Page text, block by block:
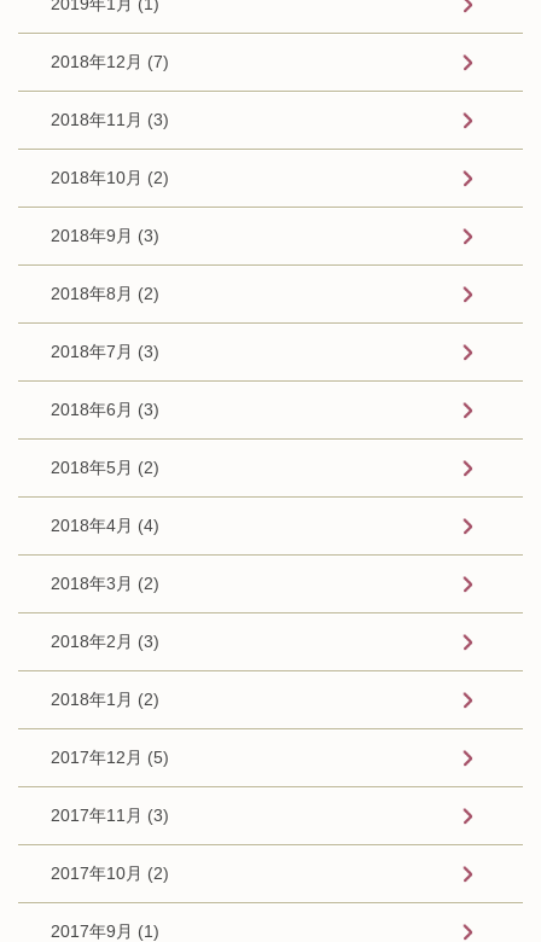
2018年12月 (7)
2018年11月 (3)
2018年10月 (2)
2018年9月 (3)
2018年8月 (2)
2018年7月 (3)
2018年6月 (3)
2018年5月 (2)
2018年4月 (4)
2018年3月 (2)
2018年2月 (3)
2018年1月 (2)
2017年12月 (5)
2017年11月 (3)
2017年10月 (2)
2017年9月 (1)